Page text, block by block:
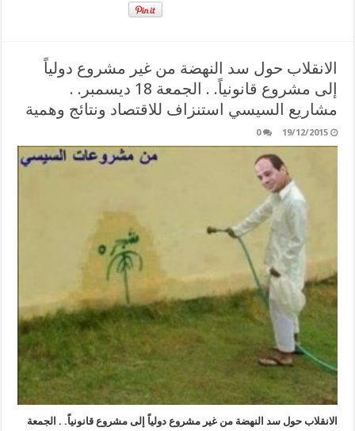
الانقلاب حول سد النهضة من غير مشروع دولياً
إلى مشروع قانونياً. . الجمعة 18 ديسمبر. .
مشاريع السيسي استنزاف للاقتصاد ونتائج وهمية
19/12/2015
0
الانقلاب حول سد النهضة من غير مشروع دولياً إلى مشروع قانونياً. . الجمعة